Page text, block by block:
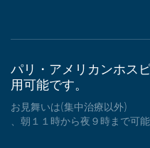
パリ・アメリカンホス
用可能です。
お見舞いは(集中治療以外)
、朝１１時から夜９時まで可能